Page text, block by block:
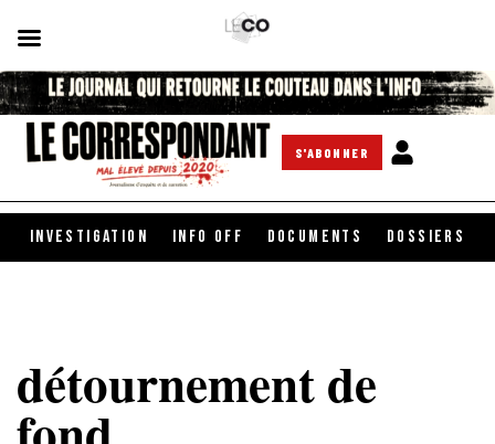
S'ABONNER
INVESTIGATION INFO OFF DOCUMENTS DOSSIERS
détournement de